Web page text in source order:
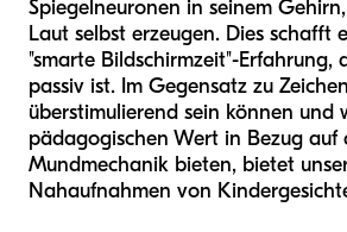
Spiegelneuronen in seinem
Laut selbst erzeugen. Dies schafft
"smarte Bildschirmzeit"-Erfahrung,
passiv ist. Im Gegensatz zu
überstimulierend sein können und
pädagogischen Wert in Bezug auf
Mundmechanik bieten, bietet
Nahaufnahmen von